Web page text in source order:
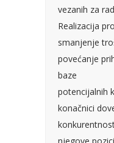
vezanih za
Realizacija
smanjenje
povećanje
baze
potencijalnih
konačnici